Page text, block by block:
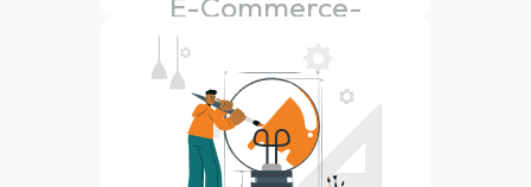
Websites erstellt